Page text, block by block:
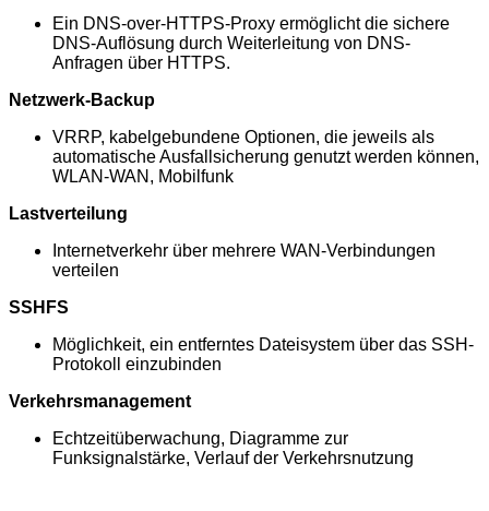
Ein DNS-over-HTTPS-Proxy ermöglicht die sichere
DNS-Auflösung durch Weiterleitung von DNS-
Anfragen über HTTPS.
Netzwerk-Backup
VRRP, kabelgebundene Optionen, die jeweils als
automatische Ausfallsicherung genutzt werden können,
WLAN-WAN, Mobilfunk
Lastverteilung
Internetverkehr über mehrere WAN-Verbindungen
verteilen
SSHFS
Möglichkeit, ein entferntes Dateisystem über das SSH-
Protokoll einzubinden
Verkehrsmanagement
Echtzeitüberwachung, Diagramme zur
Funksignalstärke, Verlauf der Verkehrsnutzung